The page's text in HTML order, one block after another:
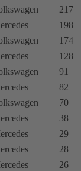
217
198
174
128
91
82
70
38
29
28
26